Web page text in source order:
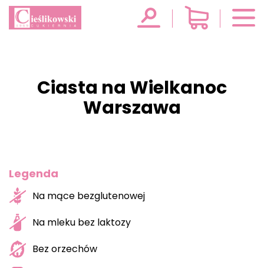
Ciasta na Wielkanoc
Warszawa
Legenda
Na mące bezglutenowej
Na mleku bez laktozy
Bez orzechów